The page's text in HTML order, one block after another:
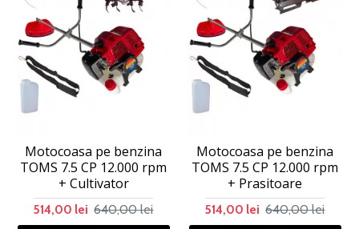
Motocoasa pe benzina
TOMS 7.5 CP 12.000 rpm
+ Cultivator
514,00 lei 640,00 lei
Motocoasa pe benzina
TOMS 7.5 CP 12.000 rpm
+ Prasitoare
514,00 lei 640,00 lei